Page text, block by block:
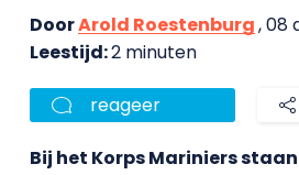
DoorArold Roestenburg, 08
Leestijd:2 minuten
reageer
Bij het Korps Mariniers